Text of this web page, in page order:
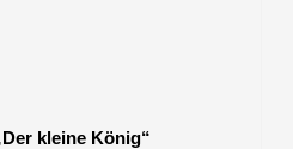
kleine König“